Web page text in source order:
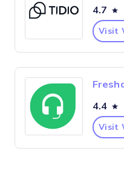
4.7
Visit
4.4
Visit